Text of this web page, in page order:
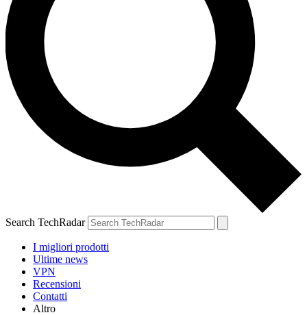
Search TechRadar
I migliori prodotti
Ultime news
VPN
Recensioni
Contatti
Altro